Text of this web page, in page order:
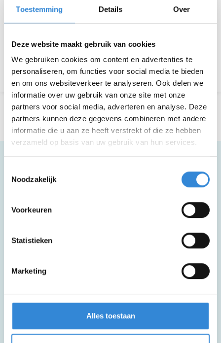
Toestemming Details Over
Deze website maakt gebruik van cookies
We gebruiken cookies om content en advertenties te
personaliseren, om functies voor social media te bieden
en om ons websiteverkeer te analyseren. Ook delen we
informatie over uw gebruik van onze site met onze
partners voor social media, adverteren en analyse. Deze
partners kunnen deze gegevens combineren met andere
informatie die u aan ze heeft verstrekt of die ze hebben
verzameld op basis van uw gebruik van hun services.
Noodzakelijk
Voorkeuren
Statistieken
Marketing
Alles toestaan
Aanmelden is niet meer mogelijk.
Terug naar het overzicht
Meer informatie
Deze activiteit is inclusief lunch en een
Deze activiteit is inclusief een kopje
koffie of thee.